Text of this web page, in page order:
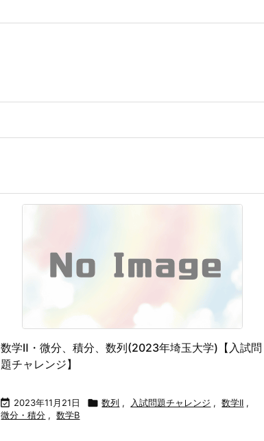
数学Ⅱ・微分、積分、数列(2023年埼玉大学)【入試問
題チャレンジ】
 2023年11月21日  数列 , 入試問題チャレンジ , 数学II ,
微分・積分 , 数学B